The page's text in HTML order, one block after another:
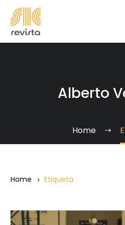
Alberto
Home
Home Etiqueta
Alberto